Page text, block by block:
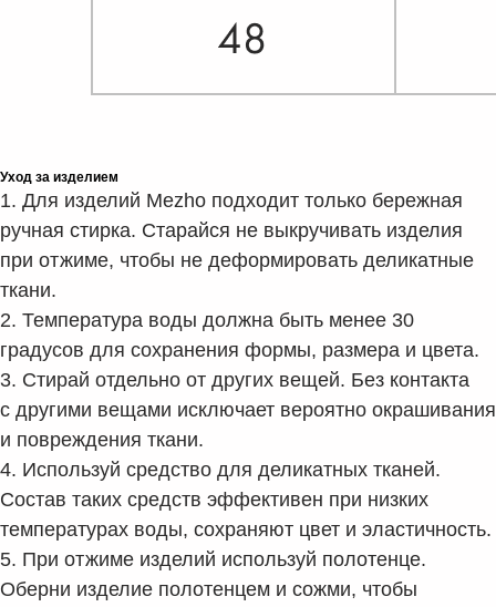
Уход за изделием
1. Для изделий Mezho подходит только бережная
ручная стирка. Старайся не выкручивать изделия
при отжиме, чтобы не деформировать деликатные
ткани.
2. Температура воды должна быть менее 30
градусов для сохранения формы, размера и цвета.
3. Стирай отдельно от других вещей. Без контакта
с другими вещами исключает вероятно окрашивания
и повреждения ткани.
4. Используй средство для деликатных тканей.
Состав таких средств эффективен при низких
температурах воды, сохраняют цвет и эластичность.
5. При отжиме изделий используй полотенце.
Оберни изделие полотенцем и сожми, чтобы